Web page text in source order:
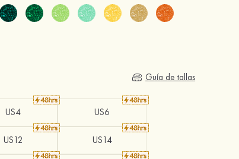
Guía de tallas
US4 US6
US12 US14